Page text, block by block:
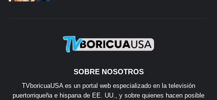
SOBRE NOSOTROS
TVboricuaUSA es un portal web especializado en la televisión
puertorriqueña e hispana de EE. UU., y sobre quienes hacen posible